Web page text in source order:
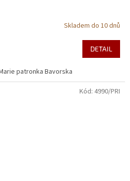
Skladem do 10 dnů
DETAIL
patronka Bavorska
Kód: 4990/PRI